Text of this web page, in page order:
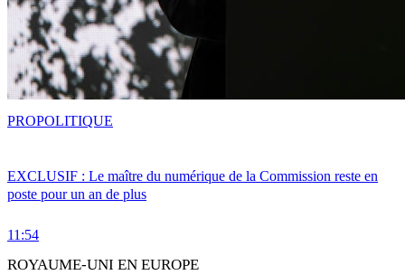
EXCLUSIF : Le maître du numérique de la Commission reste en
poste pour un an de plus
11:54
PROPOLITIQUE
ROYAUME-UNI EN EUROPE